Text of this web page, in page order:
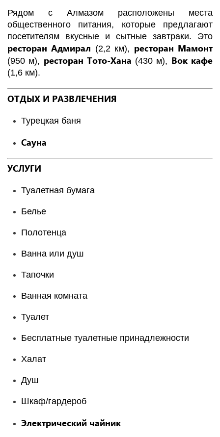
Рядом с Алмазом расположены места
общественного питания, которые предлагают
посетителям вкусные и сытные завтраки. Это
ресторан Адмирал (2,2 км), ресторан Мамонт
(950 м), ресторан Тото-Хана (430 м), Вок кафе
(1,6 км).
ОТДЫХ И РАЗВЛЕЧЕНИЯ
Турецкая баня
Сауна
УСЛУГИ
Туалетная бумага
Белье
Полотенца
Ванна или душ
Тапочки
Ванная комната
Туалет
Бесплатные туалетные принадлежности
Халат
Душ
Шкаф/гардероб
Электрический чайник